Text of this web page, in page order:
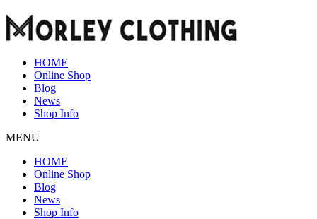
HOME
Online Shop
Blog
News
Shop Info
MENU
HOME
Online Shop
Blog
News
Shop Info